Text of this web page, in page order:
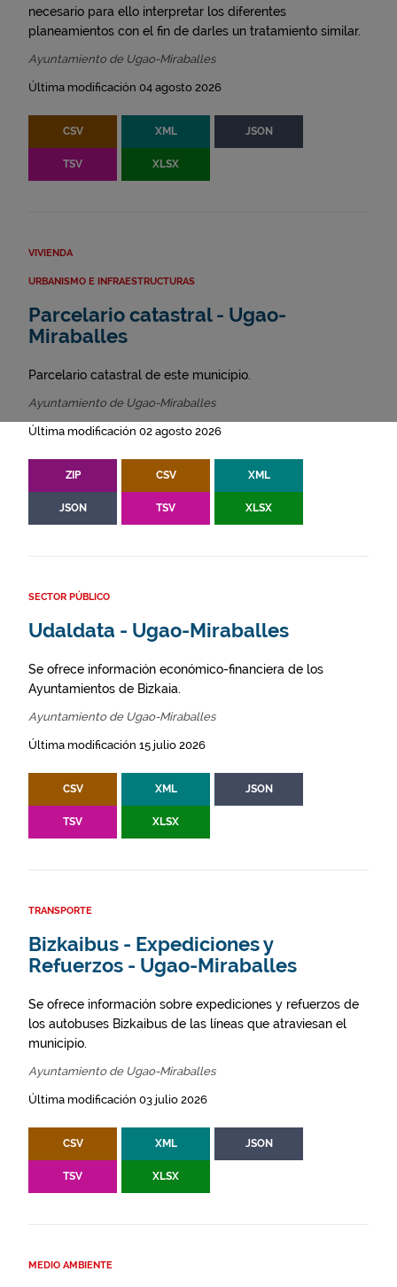
necesario para ello interpretar los diferentes
planeamientos con el fin de darles un tratamiento similar.
Ayuntamiento de Ugao-Miraballes
Última modificación 04 agosto 2026
CSV XML JSON
TSV XLSX
VIVIENDA
URBANISMO E INFRAESTRUCTURAS
Parcelario catastral - Ugao-
Miraballes
Parcelario catastral de este municipio.
Ayuntamiento de Ugao-Miraballes
Última modificación 02 agosto 2026
ZIP CSV XML
JSON TSV XLSX
SECTOR PÚBLICO
Udaldata - Ugao-Miraballes
Se ofrece información económico-financiera de los
Ayuntamientos de Bizkaia.
Ayuntamiento de Ugao-Miraballes
Última modificación 15 julio 2026
CSV XML JSON
TSV XLSX
TRANSPORTE
Bizkaibus - Expediciones y
Refuerzos - Ugao-Miraballes
Se ofrece información sobre expediciones y refuerzos de
los autobuses Bizkaibus de las líneas que atraviesan el
municipio.
Ayuntamiento de Ugao-Miraballes
Última modificación 03 julio 2026
CSV XML JSON
TSV XLSX
MEDIO AMBIENTE